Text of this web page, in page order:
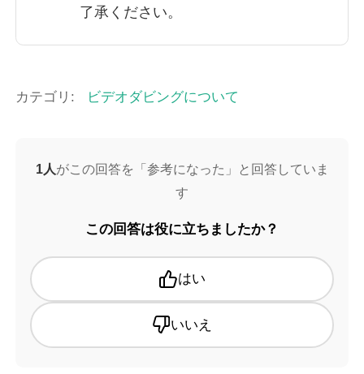
了承ください。
カテゴリ: ビデオダビングについて
1人がこの回答を「参考になった」と回答していま
す
この回答は役に立ちましたか？
はい
いいえ